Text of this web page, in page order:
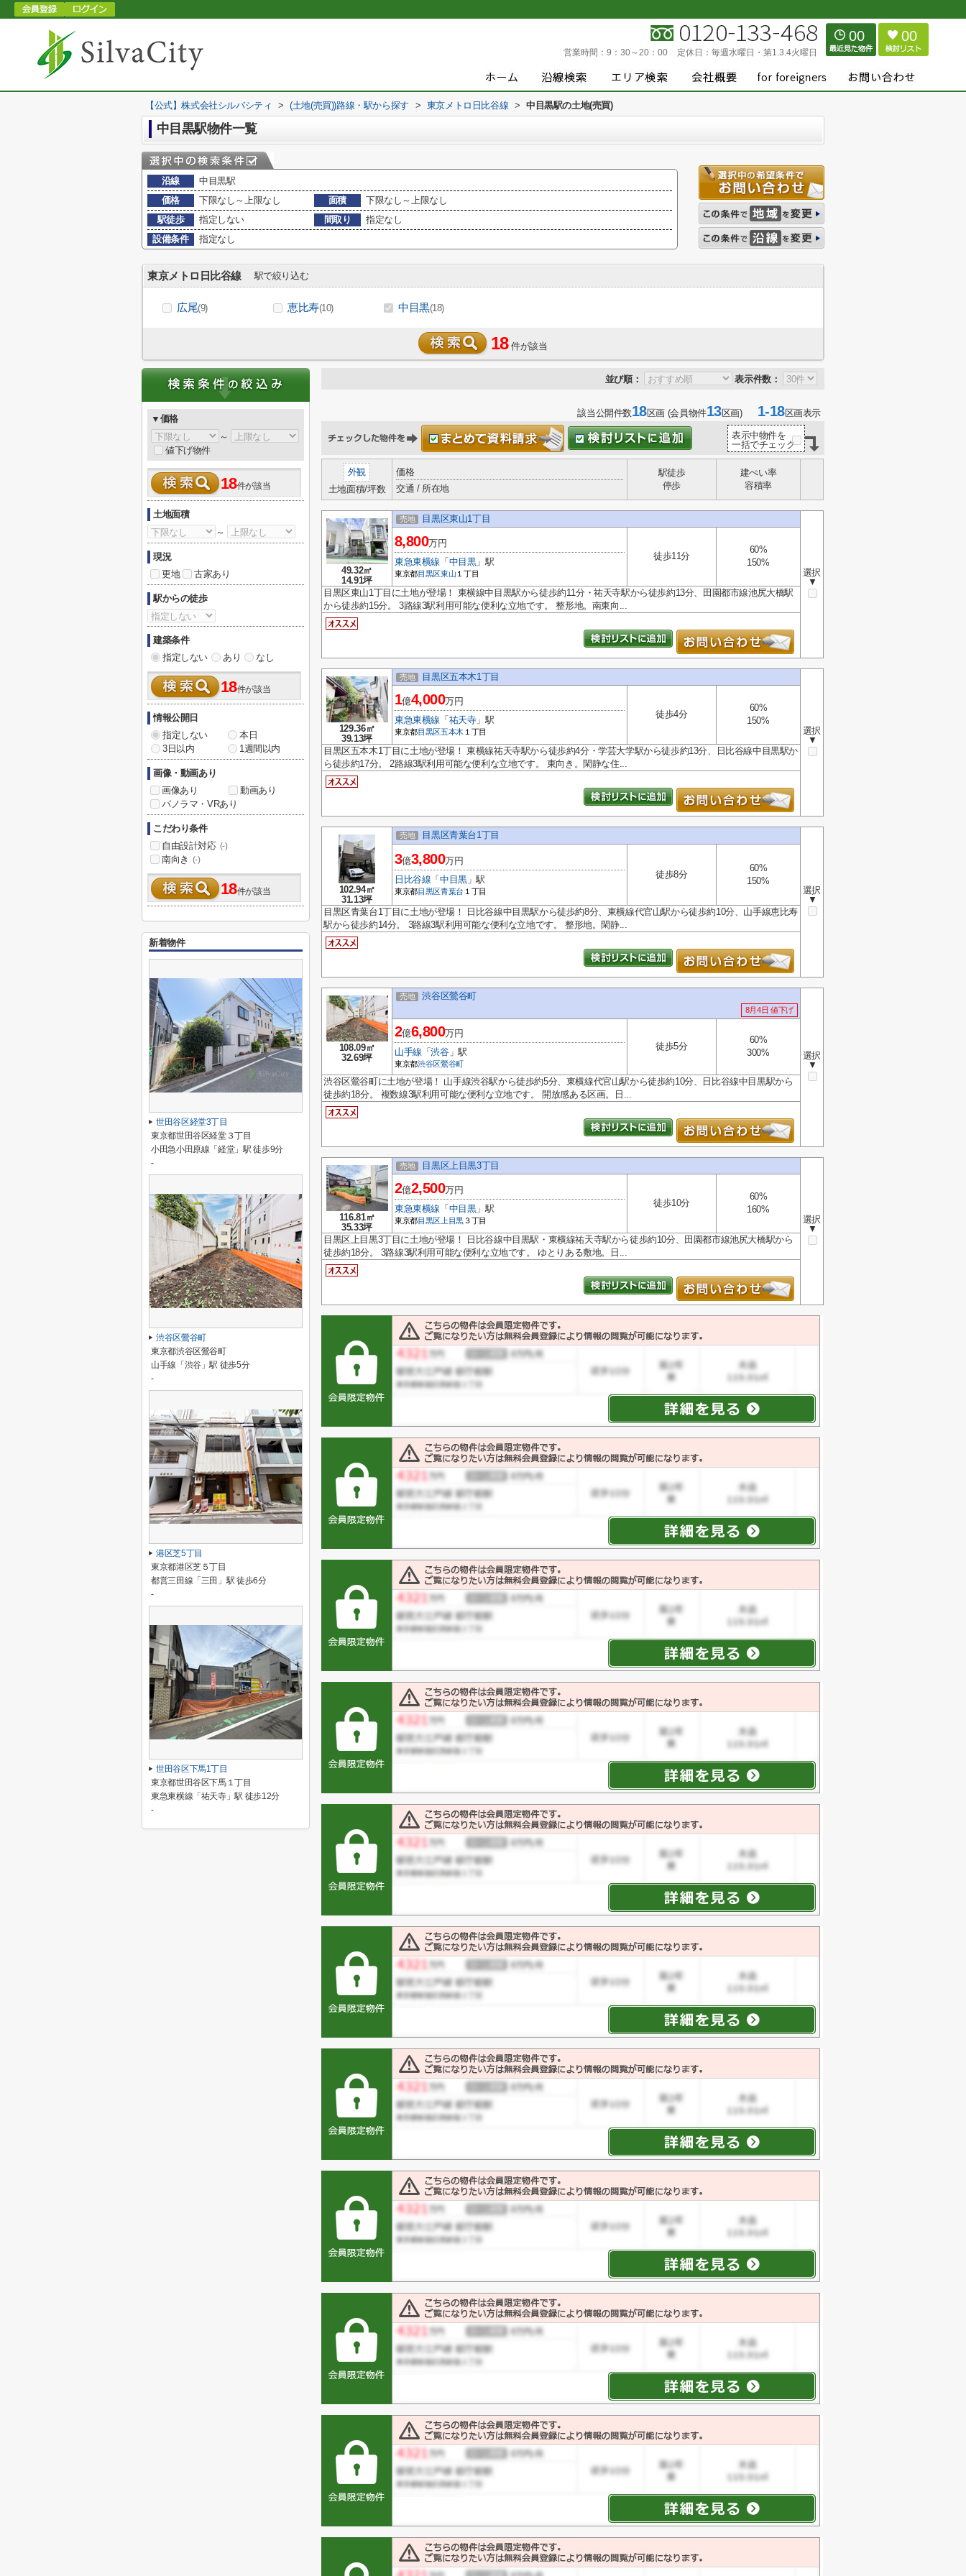
営業時間： 9：30～20：00 定休日： 毎週水曜日・第1.3.4火曜日
00 00
【公式】株式会社シルバシティ > (土地(売買))路線・駅から探す > 東京メトロ日比谷線 > 中目黒駅の土地(売買)
中目黒駅物件一覧
沿線
中目黒駅
価格
下限なし～上限なし 面積
下限なし～上限なし
駅徒歩
指定しない 間取り
指定なし
設備条件
指定なし
東京メトロ日比谷線 駅で絞り込む
広尾(9) 恵比寿(10) 中目黒(18)
18 件が該当
並び順： 表示件数：
該当公開件数18区画 (会員物件13区画)1-18区画表示
表示中物件を
一括でチェック
外観
土地面積/坪数
価格
交通 / 所在地
駅徒歩
停歩
建ぺい率
容積率
49.32㎡
14.91坪
売地 目黒区東山1丁目
選択
▼
8,800万円
東急東横線 「 中目黒」駅
東京都目黒区東山 １丁目
徒歩11分
60%
150%
目黒区東山1丁目に土地が登場！ 東横線中目黒駅から徒歩約11分・祐天寺駅から徒歩約13分、田園都市線池尻大橋駅
から徒歩約15分。 3路線3駅利用可能な便利な立地です。 整形地。南東向...
129.36㎡
39.13坪
売地 目黒区五本木1丁目
選択
▼
1億4,000万円
東急東横線 「 祐天寺」駅
東京都目黒区五本木 １丁目
徒歩4分
60%
150%
目黒区五本木1丁目に土地が登場！ 東横線祐天寺駅から徒歩約4分・学芸大学駅から徒歩約13分、日比谷線中目黒駅か
ら徒歩約17分。 2路線3駅利用可能な便利な立地です。 東向き。閑静な住...
102.94㎡
31.13坪
売地 目黒区青葉台1丁目
選択
▼
3億3,800万円
日比谷線 「中目黒」駅
東京都目黒区青葉台 １丁目
徒歩8分
60%
150%
目黒区青葉台1丁目に土地が登場！ 日比谷線中目黒駅から徒歩約8分、東横線代官山駅から徒歩約10分、山手線恵比寿
駅から徒歩約14分。 3路線3駅利用可能な便利な立地です。 整形地。閑静...
108.09㎡
32.69坪
売地 渋谷区鶯谷町
8月4日 値下げ
選択
▼
2億6,800万円
山手線 「渋谷」駅
東京都渋谷区鶯谷町
徒歩5分
60%
300%
渋谷区鶯谷町に土地が登場！ 山手線渋谷駅から徒歩約5分、東横線代官山駅から徒歩約10分、日比谷線中目黒駅から
徒歩約18分。 複数線3駅利用可能な便利な立地です。 開放感ある区画。日...
116.81㎡
35.33坪
売地 目黒区上目黒3丁目
選択
▼
2億2,500万円
東急東横線 「 中目黒」駅
東京都目黒区上目黒３丁目
徒歩10分
60%
160%
目黒区上目黒3丁目に土地が登場！ 日比谷線中目黒駅・東横線祐天寺駅から徒歩約10分、田園都市線池尻大橋駅から
徒歩約18分。 3路線3駅利用可能な便利な立地です。 ゆとりある敷地。日...
▼価格
～
値下げ物件
18件が該当
土地面積
～
現況
更地
古家あり
駅からの徒歩
建築条件
指定しない
あり なし
18件が該当
情報公開日
指定しない
本日
3日以内
1週間以内
画像・動画あり
画像あり
動画あり
パノラマ・VRあり
こだわり条件
自由設計対応 (-)
南向き (-)
18件が該当
新着物件
世田谷区経堂3丁目
東京都世田谷区経堂３丁目
小田急小田原線「経堂」駅 徒歩9分
-
渋谷区鶯谷町
東京都渋谷区鶯谷町
山手線「渋谷」駅 徒歩5分
-
港区芝5丁目
東京都港区芝５丁目
都営三田線「三田」駅 徒歩6分
-
世田谷区下馬1丁目
東京都世田谷区下馬１丁目
東急東横線「祐天寺」駅 徒歩12分
-